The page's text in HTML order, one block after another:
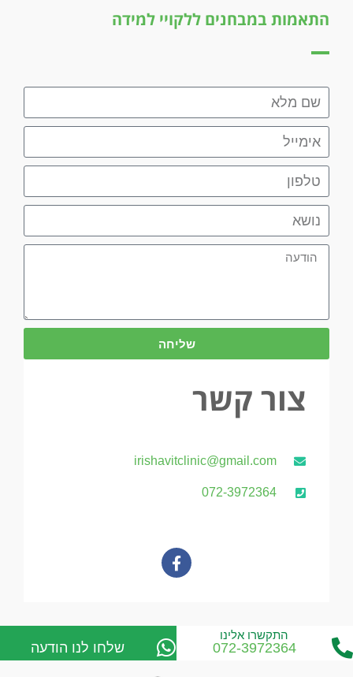
התאמות במבחנים ללקויי למידה
שליחה
צור קשר
irishavitclinic@gmail.com
072-3972364
התקשרו אלינו
072-3972364 שלחו לנו הודעה